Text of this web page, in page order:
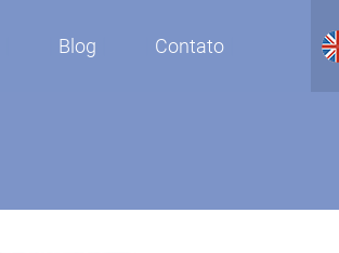
Blog Contato